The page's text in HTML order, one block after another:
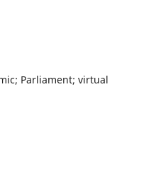
Parliament; virtual